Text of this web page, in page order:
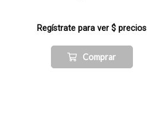
Regístrate para ver $ precios
Comprar